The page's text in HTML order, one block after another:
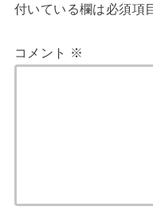
付いている欄は必須項
コメント ※